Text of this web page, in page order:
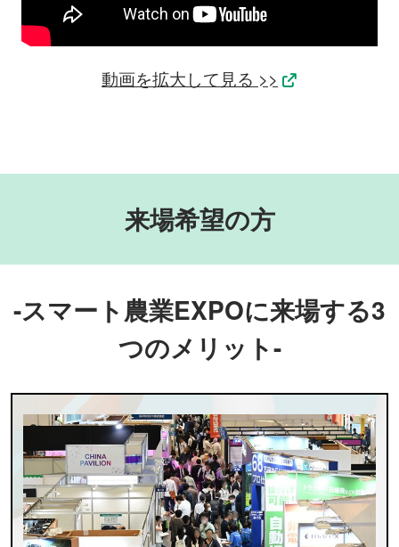
動画を拡大して見る >>
来場希望の方
-スマート農業EXPOに来場する3
つのメリット-